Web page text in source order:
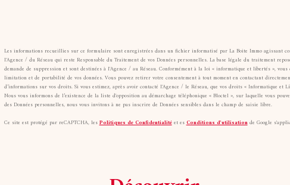
Les informations recueillies sur ce formulaire sont enregistrées dans un fichier informatisé par La Boite Immo agissant
l'Agence / du Réseau qui reste Responsable du Traitement de vos Données personnelles. La base légale du traitement
demande de suppression et sont destinées à l'Agence / au Réseau. Conformément à la loi « informatique et libertés », vous
limitation et de portabilité de vos données. Vous pouvez retirer votre consentement à tout moment en contactant
d’informations sur vos droits. Si vous estimez, après avoir contacté l'Agence / le Réseau, que vos droits « Informatique et
Nous vous informons de l’existence de la liste d'opposition au démarchage téléphonique « Bloctel », sur laquelle vous
des Données personnelles, nous vous invitons à ne pas inscrire de Données sensibles dans le champ de saisie libre.
Ce site est protégé par reCAPTCHA, lesPolitiques de Confidentialitéet esConditions d'utilisationde Google